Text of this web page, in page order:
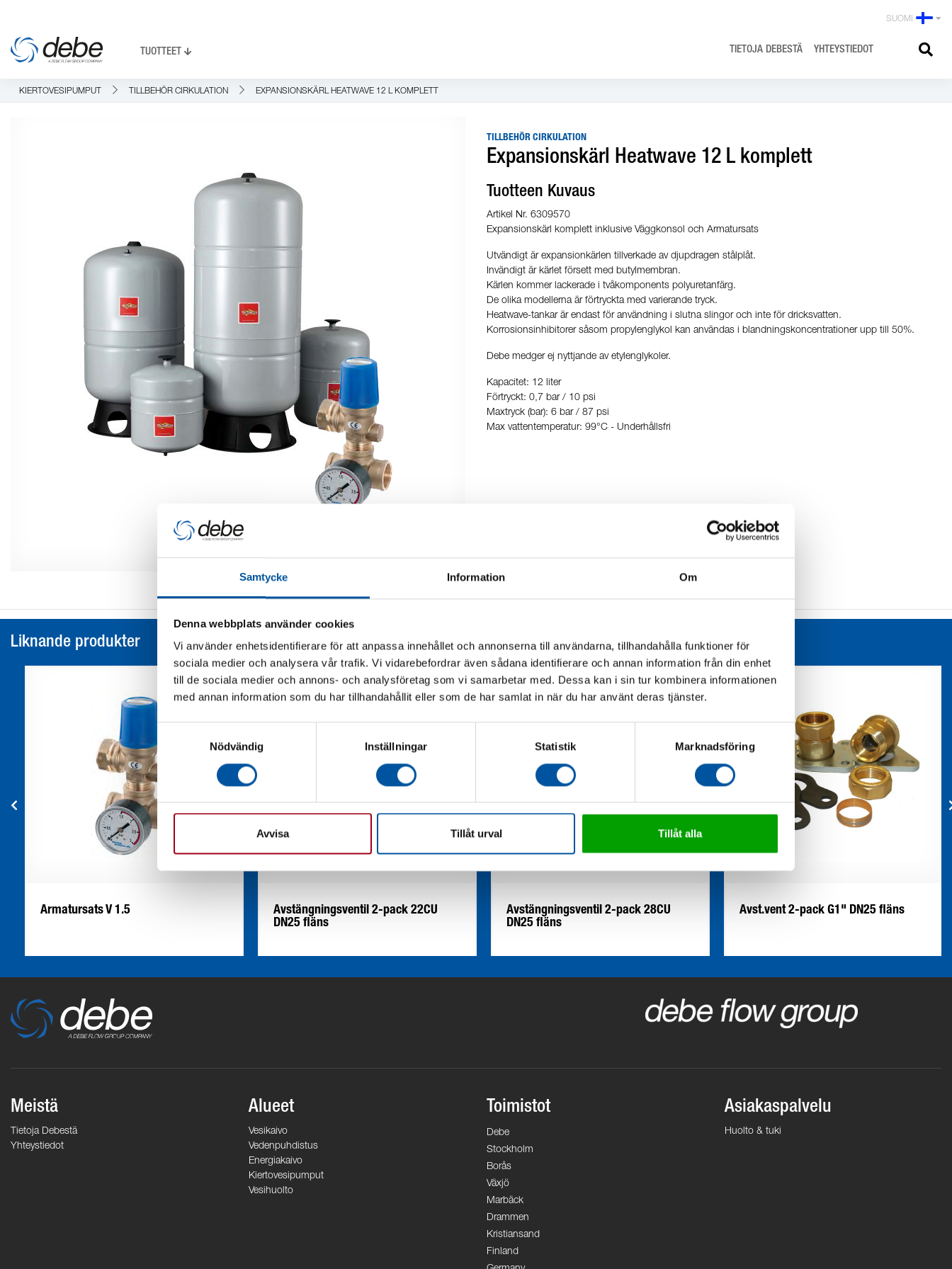
Samtycke Information Om
Denna webbplats använder cookies
Vi använder enhetsidentifierare för att anpassa innehållet och annonserna till användarna, tillhandahålla funktioner för
sociala medier och analysera vår trafik. Vi vidarebefordrar även sådana identifierare och annan information från din enhet
till de sociala medier och annons- och analysföretag som vi samarbetar med. Dessa kan i sin tur kombinera informationen
med annan information som du har tillhandahållit eller som de har samlat in när du har använt deras tjänster.
Nödvändig
Inställningar Statistik Marknadsföring
Avvisa Tillåt urval Tillåt alla
SUOMI
TUOTTEET TIETOJA DEBESTÄ YHTEYSTIEDOT
KIERTOVESIPUMPUT TILLBEHÖR CIRKULATION EXPANSIONSKÄRL HEATWAVE 12 L KOMPLETT
TILLBEHÖR CIRKULATION
Expansionskärl Heatwave 12 L komplett
Tuotteen Kuvaus
Artikel Nr. 6309570
Expansionskärl komplett inklusive Väggkonsol och Armatursats
Utvändigt är expansionkärlen tillverkade av djupdragen stålplåt.
Invändigt är kärlet försett med butylmembran.
Kärlen kommer lackerade i tvåkomponents polyuretanfärg.
De olika modellerna är förtryckta med varierande tryck.
Heatwave-tankar är endast för användning i slutna slingor och inte för dricksvatten.
Korrosionsinhibitorer såsom propylenglykol kan användas i blandningskoncentrationer upp till 50%.
Debe medger ej nyttjande av etylenglykoler.
Kapacitet: 12 liter
Förtryckt: 0,7 bar / 10 psi
Maxtryck (bar): 6 bar / 87 psi
Max vattentemperatur: 99°C - Underhållsfri
Liknande produkter
Armatursats V 1.5
Avstängningsventil 2-pack 22CU
DN25 fläns
Avstängningsventil 2-pack 28CU
DN25 fläns
Avst.vent 2-pack G1" DN25 fläns
Meistä
Tietoja Debestä
Yhteystiedot
Alueet
Vesikaivo
Vedenpuhdistus
Energiakaivo
Kiertovesipumput
Vesihuolto
Toimistot
Debe
Stockholm
Borås
Växjö
Marbäck
Drammen
Kristiansand
Finland
Asiakaspalvelu
Huolto & tuki